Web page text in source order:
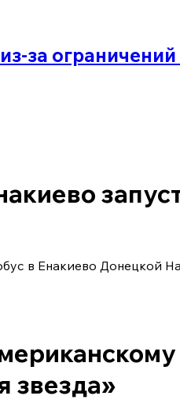
за
в Енакиево Донецкой
звезда»